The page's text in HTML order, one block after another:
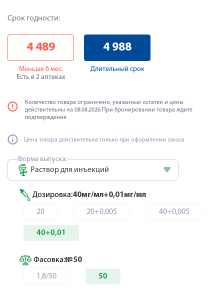
Срок годности:
4 489
Меньше 6 мес.
Есть в 2 аптеках
4 988
Длительный срок
Количество товара ограничено, указанные остатки и цены
действительны на 08.08.2026 При бронировании товара ждите
подтверждения
Цена товара действительна только при оформлении заказа
Форма выпуска:
Раствор для инъекций
Дозировка:40мг/мл+0,01мг/мл
20 20+0,005 40+0,005
40+0,01
Фасовка:№50
1,8/50 50